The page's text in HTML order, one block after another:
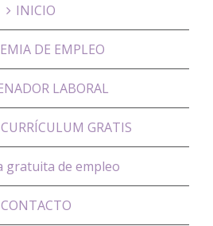
INICIO
DE EMPLEO
LABORAL
GRATIS
gratuita de empleo
CONTACTO